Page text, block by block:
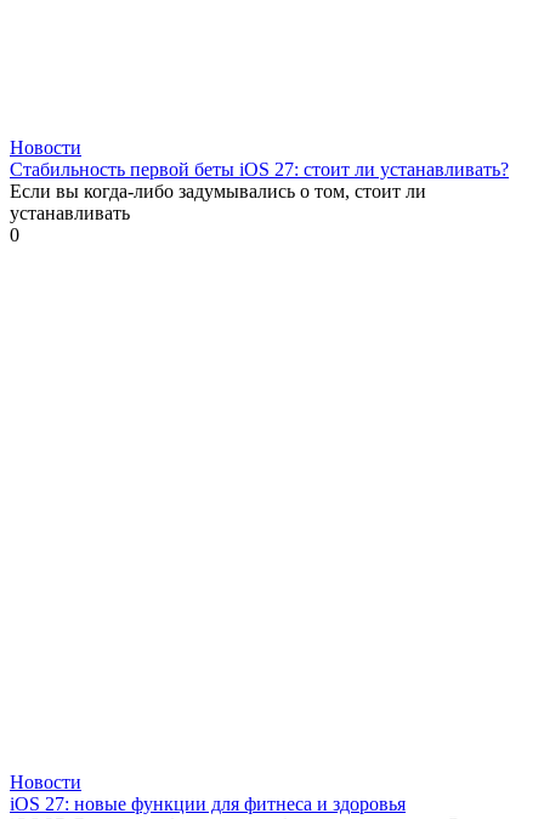
Новости
Стабильность первой беты iOS 27: стоит ли устанавливать?
Если вы когда-либо задумывались о том, стоит ли
устанавливать
0
Новости
iOS 27: новые функции для фитнеса и здоровья